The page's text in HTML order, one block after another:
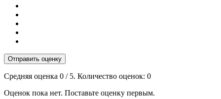
Отправить оценку
Средняя оценка 0 / 5. Количество оценок: 0
Оценок пока нет. Поставьте оценку первым.